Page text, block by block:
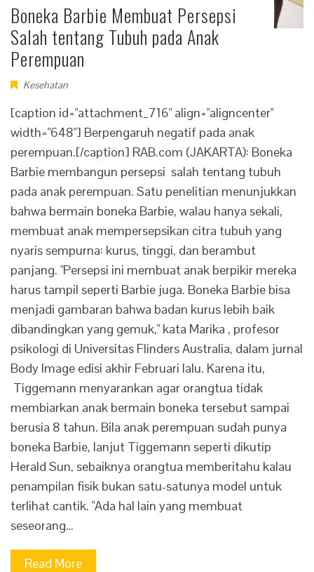
Boneka Barbie Membuat Persepsi
Salah tentang Tubuh pada Anak
Perempuan
Kesehatan
[caption id="attachment_716" align="aligncenter"
width="648"] Berpengaruh negatif pada anak
perempuan.[/caption] RAB.com (JAKARTA): Boneka
Barbie membangun persepsi salah tentang tubuh
pada anak perempuan. Satu penelitian menunjukkan
bahwa bermain boneka Barbie, walau hanya sekali,
membuat anak mempersepsikan citra tubuh yang
nyaris sempurna: kurus, tinggi, dan berambut
panjang. "Persepsi ini membuat anak berpikir mereka
harus tampil seperti Barbie juga. Boneka Barbie bisa
menjadi gambaran bahwa badan kurus lebih baik
dibandingkan yang gemuk," kata Marika , profesor
psikologi di Universitas Flinders Australia, dalam jurnal
Body Image edisi akhir Februari lalu. Karena itu,
Tiggemann menyarankan agar orangtua tidak
membiarkan anak bermain boneka tersebut sampai
berusia 8 tahun. Bila anak perempuan sudah punya
boneka Barbie, lanjut Tiggemann seperti dikutip
Herald Sun, sebaiknya orangtua memberitahu kalau
penampilan fisik bukan satu-satunya model untuk
terlihat cantik. "Ada hal lain yang membuat
seseorang…
Read More